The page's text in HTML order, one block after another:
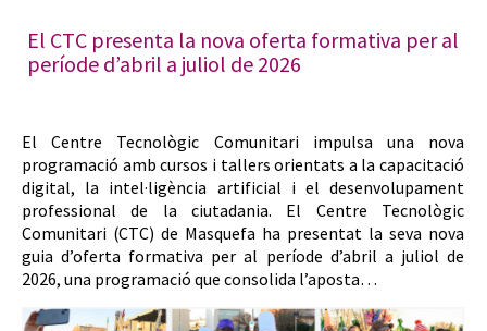
El CTC presenta la nova oferta formativa per al
període d’abril a juliol de 2026
El Centre Tecnològic Comunitari impulsa una nova
programació amb cursos i tallers orientats a la capacitació
digital, la intel·ligència artificial i el desenvolupament
professional de la ciutadania. El Centre Tecnològic
Comunitari (CTC) de Masquefa ha presentat la seva nova
guia d’oferta formativa per al període d’abril a juliol de
2026, una programació que consolida l’aposta…